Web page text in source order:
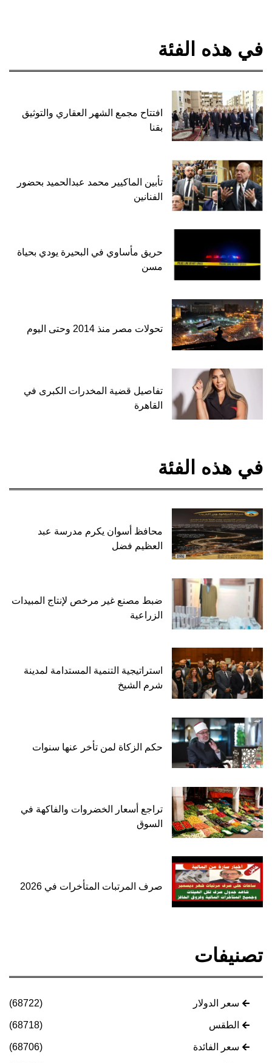
في هذه الفئة
افتتاح مجمع الشهر العقاري والتوثيق
بقنا
تأبين الماكيير محمد عبدالحميد بحضور
الفنانين
حريق مأساوي في البحيرة يودي بحياة
مسن
تحولات مصر منذ 2014 وحتى اليوم
تفاصيل قضية المخدرات الكبرى في
القاهرة
في هذه الفئة
محافظ أسوان يكرم مدرسة عبد
العظيم فضل
ضبط مصنع غير مرخص لإنتاج المبيدات
الزراعية
استراتيجية التنمية المستدامة لمدينة
شرم الشيخ
حكم الزكاة لمن تأخر عنها سنوات
تراجع أسعار الخضروات والفاكهة في
السوق
صرف المرتبات المتأخرات في 2026
تصنيفات
سعر الدولار (68722)
الطقس (68718)
سعر الفائدة (68706)